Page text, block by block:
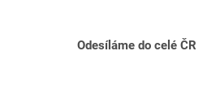
Odesíláme do celé ČR